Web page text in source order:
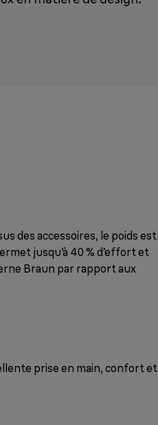
des accessoires, le poids est
jusqu’à 40 % d’effort et
Braun par rapport aux
prise en main, confort et